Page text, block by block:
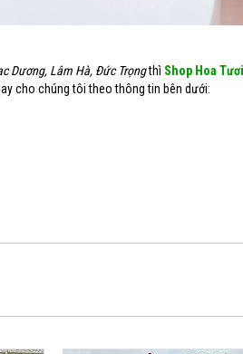
Dương, Lâm Hà, Đức Trọngthì Shop Hoa
cho chúng tôi theo thông tin bên dưới: